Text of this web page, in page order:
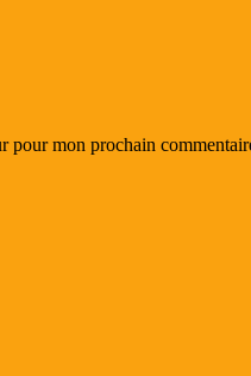
pour mon prochain